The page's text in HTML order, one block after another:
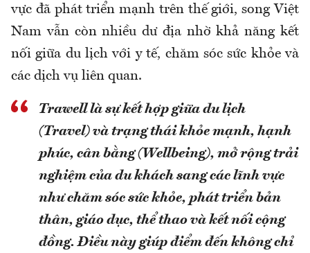
vực đã phát triển mạnh trên thế giới, song Việt
Nam vẫn còn nhiều dư địa nhờ khả năng kết
nối giữa du lịch với y tế, chăm sóc sức khỏe và
các dịch vụ liên quan.
Trawell là sự kết hợp giữa du lịch
(Travel) và trạng thái khỏe mạnh, hạnh
phúc, cân bằng (Wellbeing), mở rộng trải
nghiệm của du khách sang các lĩnh vực
như chăm sóc sức khỏe, phát triển bản
thân, giáo dục, thể thao và kết nối cộng
đồng. Điều này giúp điểm đến không chỉ